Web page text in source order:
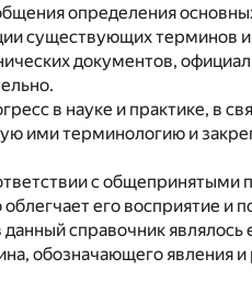
определения
существующих терминов
документов,
в науке и практике, в
ими терминологию и
с общепринятыми
его восприятие и
справочник являлось
обозначающего явления